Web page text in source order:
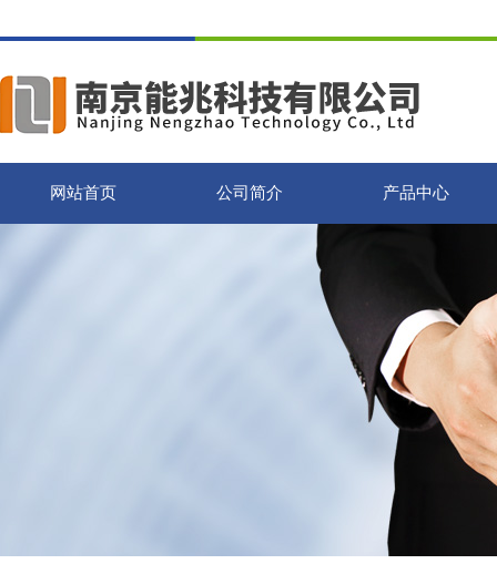
网站首页 公司简介 产品中心